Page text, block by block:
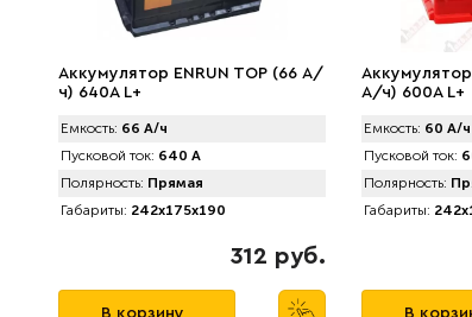
Аккумулятор ENRUN TOP (66 А/
ч) 640A L+
Емкость: 66 А/ч
Пусковой ток: 640 А
Полярность: Прямая
Габариты: 242x175x190
312 руб.
В корзину
А/ч) 600A L+
Емкость: 60 А/ч
Пусковой ток:
Полярность:
Габариты:
В